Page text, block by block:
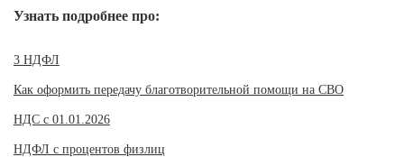
Узнать подробнее про:
3 НДФЛ
Как оформить передачу благотворительной помощи на СВО
НДС с 01.01.2026
НДФЛ с процентов физлиц